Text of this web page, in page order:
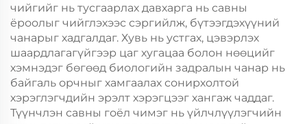
чийгийг нь тусгаарлах давхарга нь савны
ёроолыг чийглэхээс сэргийлж, бүтээгдэхүүний
чанарыг хадгалдаг. Хувь нь устгах, цэвэрлэх
шаардлагагүйгээр цаг хугацаа болон нөөцийг
хэмнэдэг бөгөөд биологийн задралын чанар нь
байгаль орчныг хамгаалах сонирхолтой
хэрэглэгчдийн эрэлт хэрэгцээг хангаж чаддаг.
Түүнчлэн савны гоёл чимэг нь үйлчлүүлэгчийн